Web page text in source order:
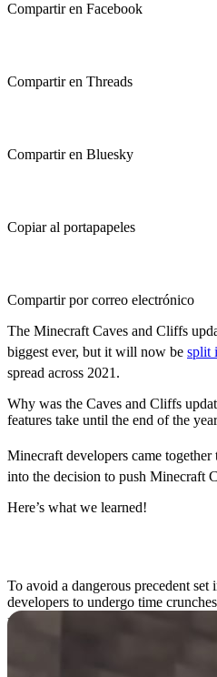
Compartir en Facebook
Compartir en Threads
Compartir en Bluesky
Copiar al portapapeles
Compartir por correo electrónico
The Minecraft Caves and Cliffs
biggest ever, but it will now be split
spread across 2021.
Why was the Caves and Cliffs
features take until the end of the
Minecraft developers came together
into the decision to push Minecraft
Here’s what we learned!
To avoid a dangerous precedent
developers to undergo time
Mojang is spacing out the